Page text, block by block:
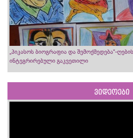
„პიკასოს ბიოგრაფია და შემოქმედება“-
ინტეგრირებული გაკვეთილი
ვიდეოები